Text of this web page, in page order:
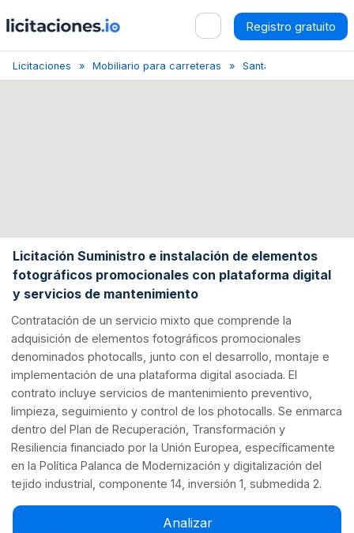
Registro gratuito
Licitaciones Mobiliario para carreteras Santa Cruz de
Licitación Suministro e instalación de elementos
fotográficos promocionales con plataforma digital
y servicios de mantenimiento
Contratación de un servicio mixto que comprende la
adquisición de elementos fotográficos promocionales
denominados photocalls, junto con el desarrollo, montaje e
implementación de una plataforma digital asociada. El
contrato incluye servicios de mantenimiento preventivo,
limpieza, seguimiento y control de los photocalls. Se enmarca
dentro del Plan de Recuperación, Transformación y
Resiliencia financiado por la Unión Europea, específicamente
en la Política Palanca de Modernización y digitalización del
tejido industrial, componente 14, inversión 1, submedida 2.
Analizar